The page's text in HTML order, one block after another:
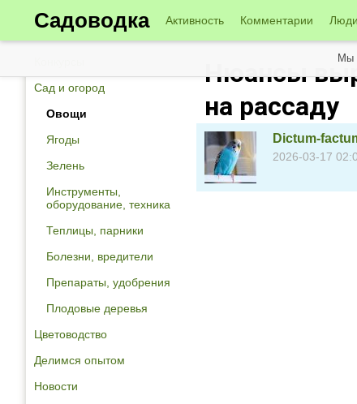
Садоводка Активность Комментарии Люди
Сад и огород
Овощи
Ягоды
Зелень
Инструменты,
оборудование, техника
Теплицы, парники
Болезни, вредители
Препараты, удобрения
Плодовые деревья
Цветоводство
Делимся опытом
Новости
Нюансы
на рассаду
Dictum-
2026-03-17
Мы